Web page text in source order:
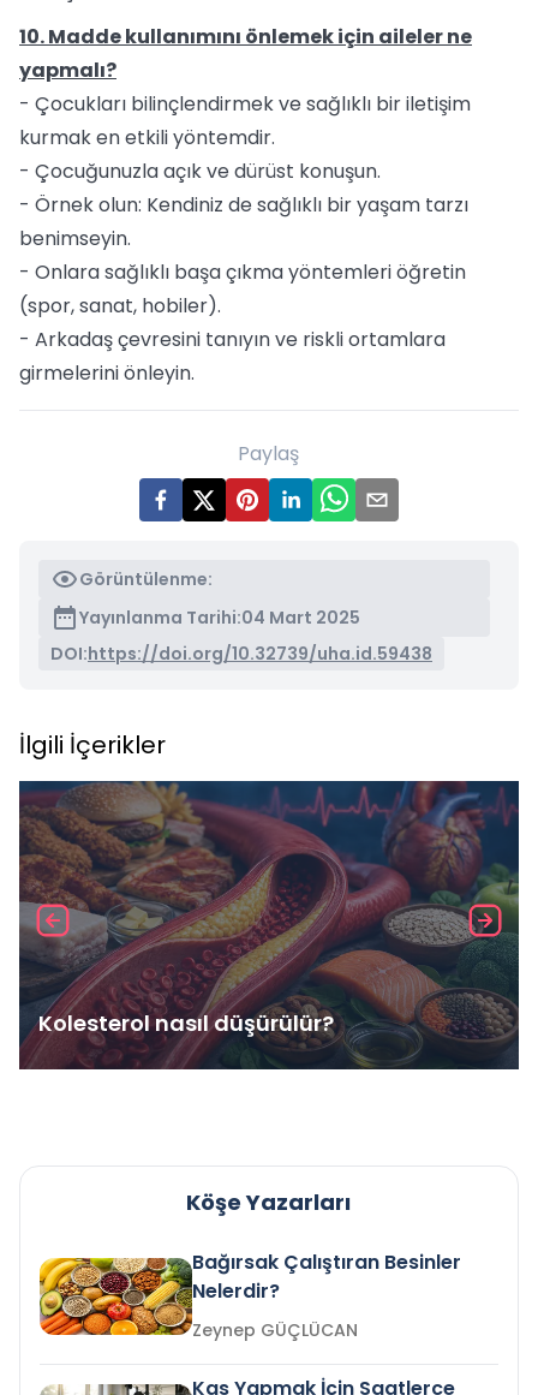
10. Madde kullanımını önlemek için aileler ne
yapmalı?
- Çocukları bilinçlendirmek ve sağlıklı bir iletişim
kurmak en etkili yöntemdir.
- Çocuğunuzla açık ve dürüst konuşun.
- Örnek olun: Kendiniz de sağlıklı bir yaşam tarzı
benimseyin.
- Onlara sağlıklı başa çıkma yöntemleri öğretin
(spor, sanat, hobiler).
- Arkadaş çevresini tanıyın ve riskli ortamlara
girmelerini önleyin.
Paylaş
Görüntülenme:
Yayınlanma Tarihi:04 Mart 2025
DOI:https://doi.org/10.32739/uha.id.59438
İlgili İçerikler
Kolesterol nasıl düşürülür?
Köşe Yazarları
Bağırsak Çalıştıran Besinler
Nelerdir?
Zeynep GÜÇLÜCAN
Kas Yapmak İçin Saatlerce